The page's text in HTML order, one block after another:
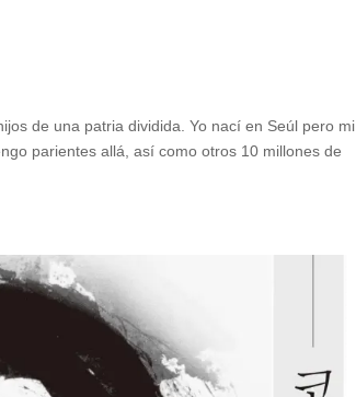
de una patria dividida. Yo nací en Seúl pero mi
parientes allá, así como otros 10 millones de